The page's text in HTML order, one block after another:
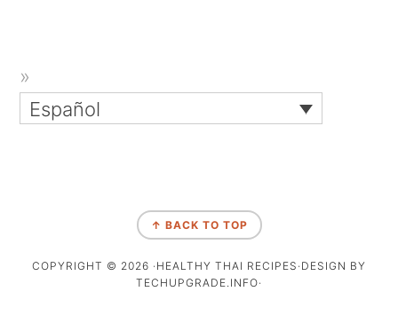
Español
↑ BACK TO TOP
COPYRIGHT © 2026 ·HEALTHY THAI RECIPES·DESIGN BY
TECHUPGRADE.INFO·